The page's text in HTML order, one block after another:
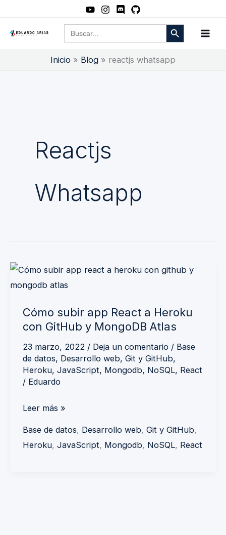
contenido
Buscar: Botón de búsqueda
Inicio Blog reactjs whatsapp
Reactjs
Whatsapp
Cómo subir app React a Heroku
con GitHub y MongoDB Atlas
23 marzo, 2022 / Deja un comentario / Base
de datos, Desarrollo web, Git y GitHub,
Heroku, JavaScript, Mongodb, NoSQL, React
/ Eduardo
Cómo
subir
React
a
Heroku
con
GitHub
MongoDB
Leer más »
Base de datos, Desarrollo web, Git y GitHub,
Heroku, JavaScript, Mongodb, NoSQL, React